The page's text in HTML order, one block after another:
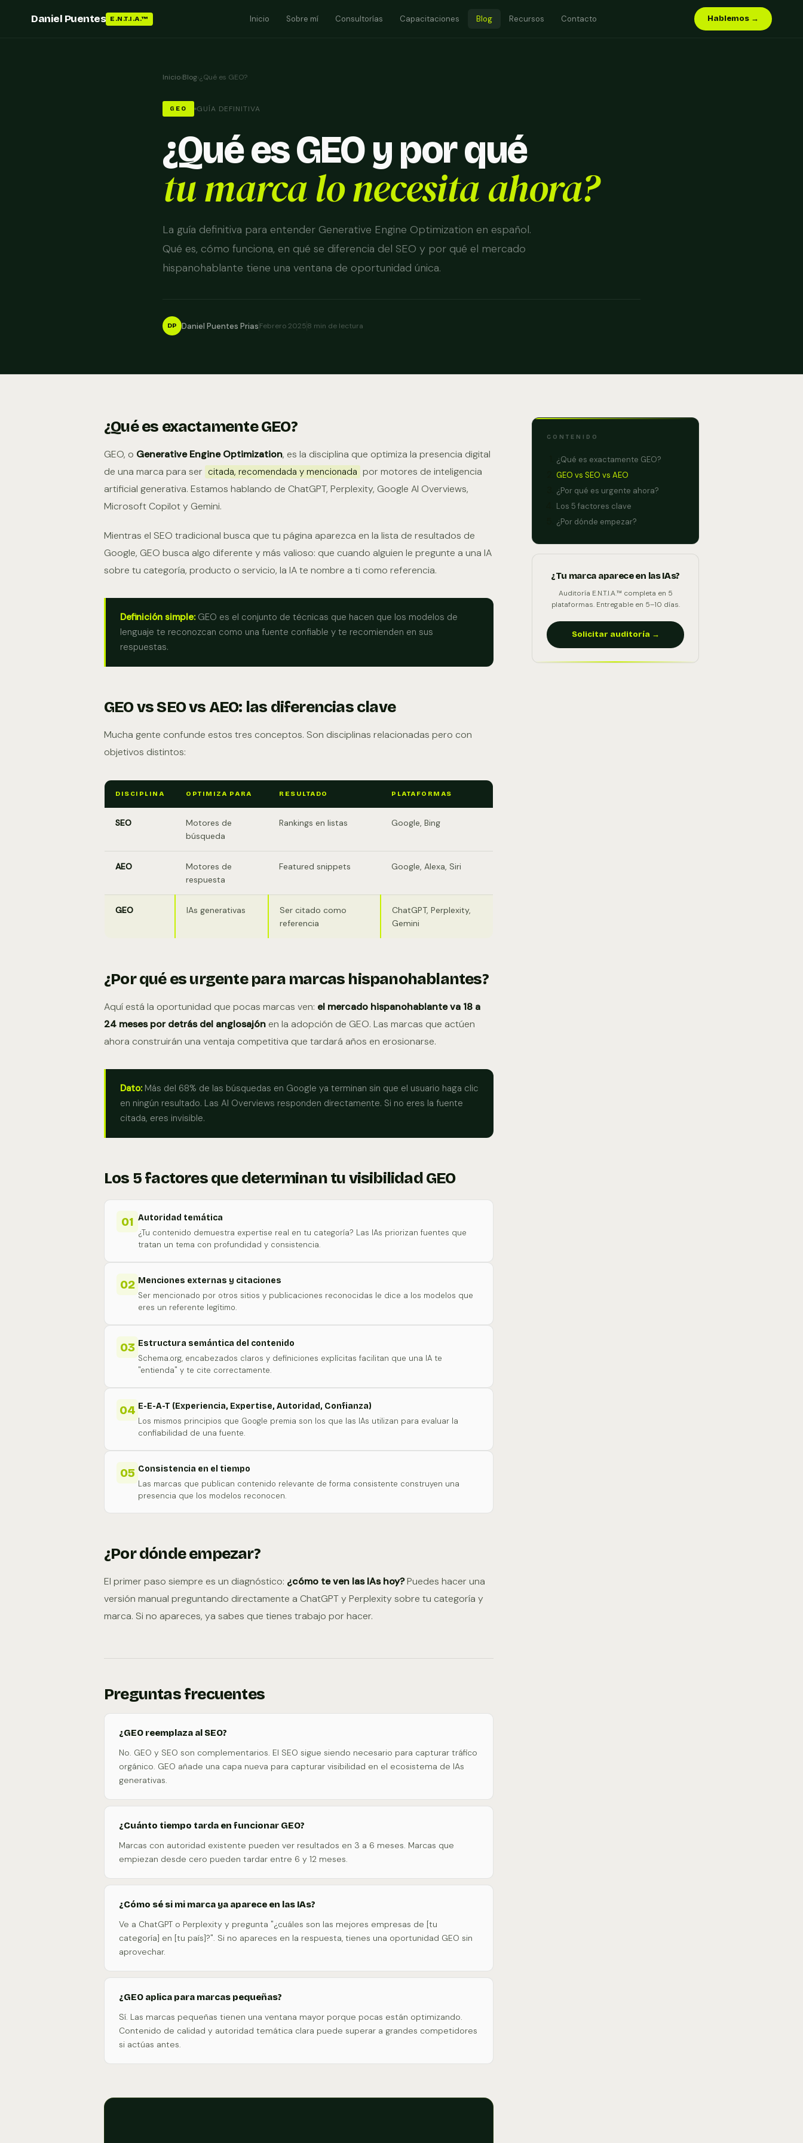
Daniel Puentes E.N.T.I.A.™ Inicio Sobre mí Consultorías Capacitaciones Blog Recursos Contacto Hablemos →
Inicio›Blog›¿Qué es GEO?
GEO GUÍA DEFINITIVA
¿Qué es GEO y por qué
tu marca lo necesita ahora?
La guía definitiva para entender Generative Engine Optimization en español.
Qué es, cómo funciona, en qué se diferencia del SEO y por qué el mercado
hispanohablante tiene una ventana de oportunidad única.
DP Daniel Puentes PriasFebrero 20258 min de lectura
¿Qué es exactamente GEO?
GEO, o Generative Engine Optimization, es la disciplina que optimiza la presencia digital
de una marca para ser citada, recomendada y mencionada por motores de inteligencia
artificial generativa. Estamos hablando de ChatGPT, Perplexity, Google AI Overviews,
Microsoft Copilot y Gemini.
Mientras el SEO tradicional busca que tu página aparezca en la lista de resultados de
Google, GEO busca algo diferente y más valioso: que cuando alguien le pregunte a una IA
sobre tu categoría, producto o servicio, la IA te nombre a ti como referencia.
Definición simple: GEO es el conjunto de técnicas que hacen que los modelos de
lenguaje te reconozcan como una fuente confiable y te recomienden en sus
respuestas.
GEO vs SEO vs AEO: las diferencias clave
Mucha gente confunde estos tres conceptos. Son disciplinas relacionadas pero con
objetivos distintos:
DISCIPLINA OPTIMIZA PARA RESULTADO PLATAFORMAS
SEO
Motores de
búsqueda
Rankings en listas Google, Bing
AEO
Motores de
respuesta
Featured snippets Google, Alexa, Siri
GEO IAs generativas
Ser citado como
referencia
ChatGPT, Perplexity,
Gemini
¿Por qué es urgente para marcas hispanohablantes?
Aquí está la oportunidad que pocas marcas ven: el mercado hispanohablante va 18 a
24 meses por detrás del anglosajón en la adopción de GEO. Las marcas que actúen
ahora construirán una ventaja competitiva que tardará años en erosionarse.
Dato: Más del 68% de las búsquedas en Google ya terminan sin que el usuario haga clic
en ningún resultado. Las AI Overviews responden directamente. Si no eres la fuente
citada, eres invisible.
Los 5 factores que determinan tu visibilidad GEO
01 Autoridad temática
¿Tu contenido demuestra expertise real en tu categoría? Las IAs priorizan fuentes que
tratan un tema con profundidad y consistencia.
02 Menciones externas y citaciones
Ser mencionado por otros sitios y publicaciones reconocidas le dice a los modelos que
eres un referente legítimo.
03 Estructura semántica del contenido
Schema.org, encabezados claros y definiciones explícitas facilitan que una IA te
"entienda" y te cite correctamente.
04 E-E-A-T (Experiencia, Expertise, Autoridad, Confianza)
Los mismos principios que Google premia son los que las IAs utilizan para evaluar la
confiabilidad de una fuente.
05 Consistencia en el tiempo
Las marcas que publican contenido relevante de forma consistente construyen una
presencia que los modelos reconocen.
¿Por dónde empezar?
El primer paso siempre es un diagnóstico: ¿cómo te ven las IAs hoy?Puedes hacer una
versión manual preguntando directamente a ChatGPT y Perplexity sobre tu categoría y
marca. Si no apareces, ya sabes que tienes trabajo por hacer.
Preguntas frecuentes
¿GEO reemplaza al SEO?
No. GEO y SEO son complementarios. El SEO sigue siendo necesario para capturar tráfico
orgánico. GEO añade una capa nueva para capturar visibilidad en el ecosistema de IAs
generativas.
¿Cuánto tiempo tarda en funcionar GEO?
Marcas con autoridad existente pueden ver resultados en 3 a 6 meses. Marcas que
empiezan desde cero pueden tardar entre 6 y 12 meses.
¿Cómo sé si mi marca ya aparece en las IAs?
Ve a ChatGPT o Perplexity y pregunta "¿cuáles son las mejores empresas de [tu
categoría] en [tu país]?". Si no apareces en la respuesta, tienes una oportunidad GEO sin
aprovechar.
¿GEO aplica para marcas pequeñas?
Sí. Las marcas pequeñas tienen una ventana mayor porque pocas están optimizando.
Contenido de calidad y autoridad temática clara puede superar a grandes competidores
si actúas antes.
CONTENIDO
¿Qué es exactamente GEO?
GEO vs SEO vs AEO
¿Por qué es urgente ahora?
Los 5 factores clave
¿Por dónde empezar?
¿Tu marca aparece en las IAs?
Auditoría E.N.T.I.A.™ completa en 5
plataformas. Entregable en 5–10 días.
Solicitar auditoría →